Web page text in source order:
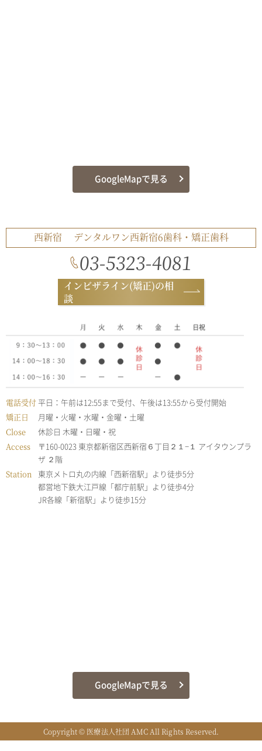
GoogleMapで見る
西新宿 デンタルワン西新宿6歯科・矯正歯科
03-5323-4081
インビザライン(矯正)の相
談
電話受付平日：午前は12:55まで受付、午後は13:55から受付開始
矯正日
月曜・火曜・水曜・金曜・土曜
Close
休診日 木曜・日曜・祝
Access
〒160-0023 東京都新宿区西新宿６丁目２１−１ アイタウンプラ
ザ ２階
Station
東京メトロ丸の内線「西新宿駅」より徒歩5分
都営地下鉄大江戸線「都庁前駅」より徒歩4分
JR各線「新宿駅」より徒歩15分
GoogleMapで見る
Copyright © 医療法人社団 AMC All Rights Reserved.